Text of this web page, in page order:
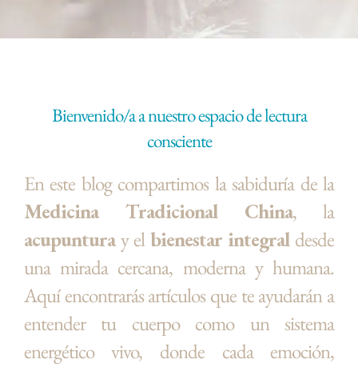
Bienvenido/a a nuestro espacio de lectura
consciente
En este blog compartimos la sabiduría de la
Medicina Tradicional China, la
acupunturay el bienestar integraldesde
una mirada cercana, moderna y humana.
Aquí encontrarás artículos que te ayudarán a
entender tu cuerpo como un sistema
energético vivo, donde cada emoción,